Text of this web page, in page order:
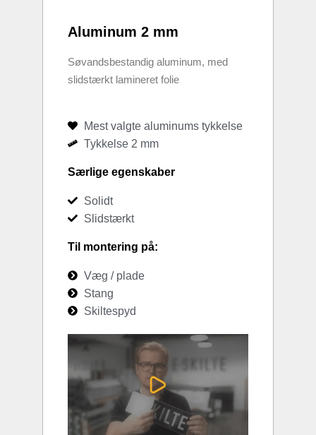
Aluminum 2 mm
Søvandsbestandig aluminum, med
slidstærkt lamineret folie
Mest valgte aluminums tykkelse
Tykkelse 2 mm
Særlige egenskaber
Solidt
Slidstærkt
Til montering på:
Væg / plade
Stang
Skiltespyd